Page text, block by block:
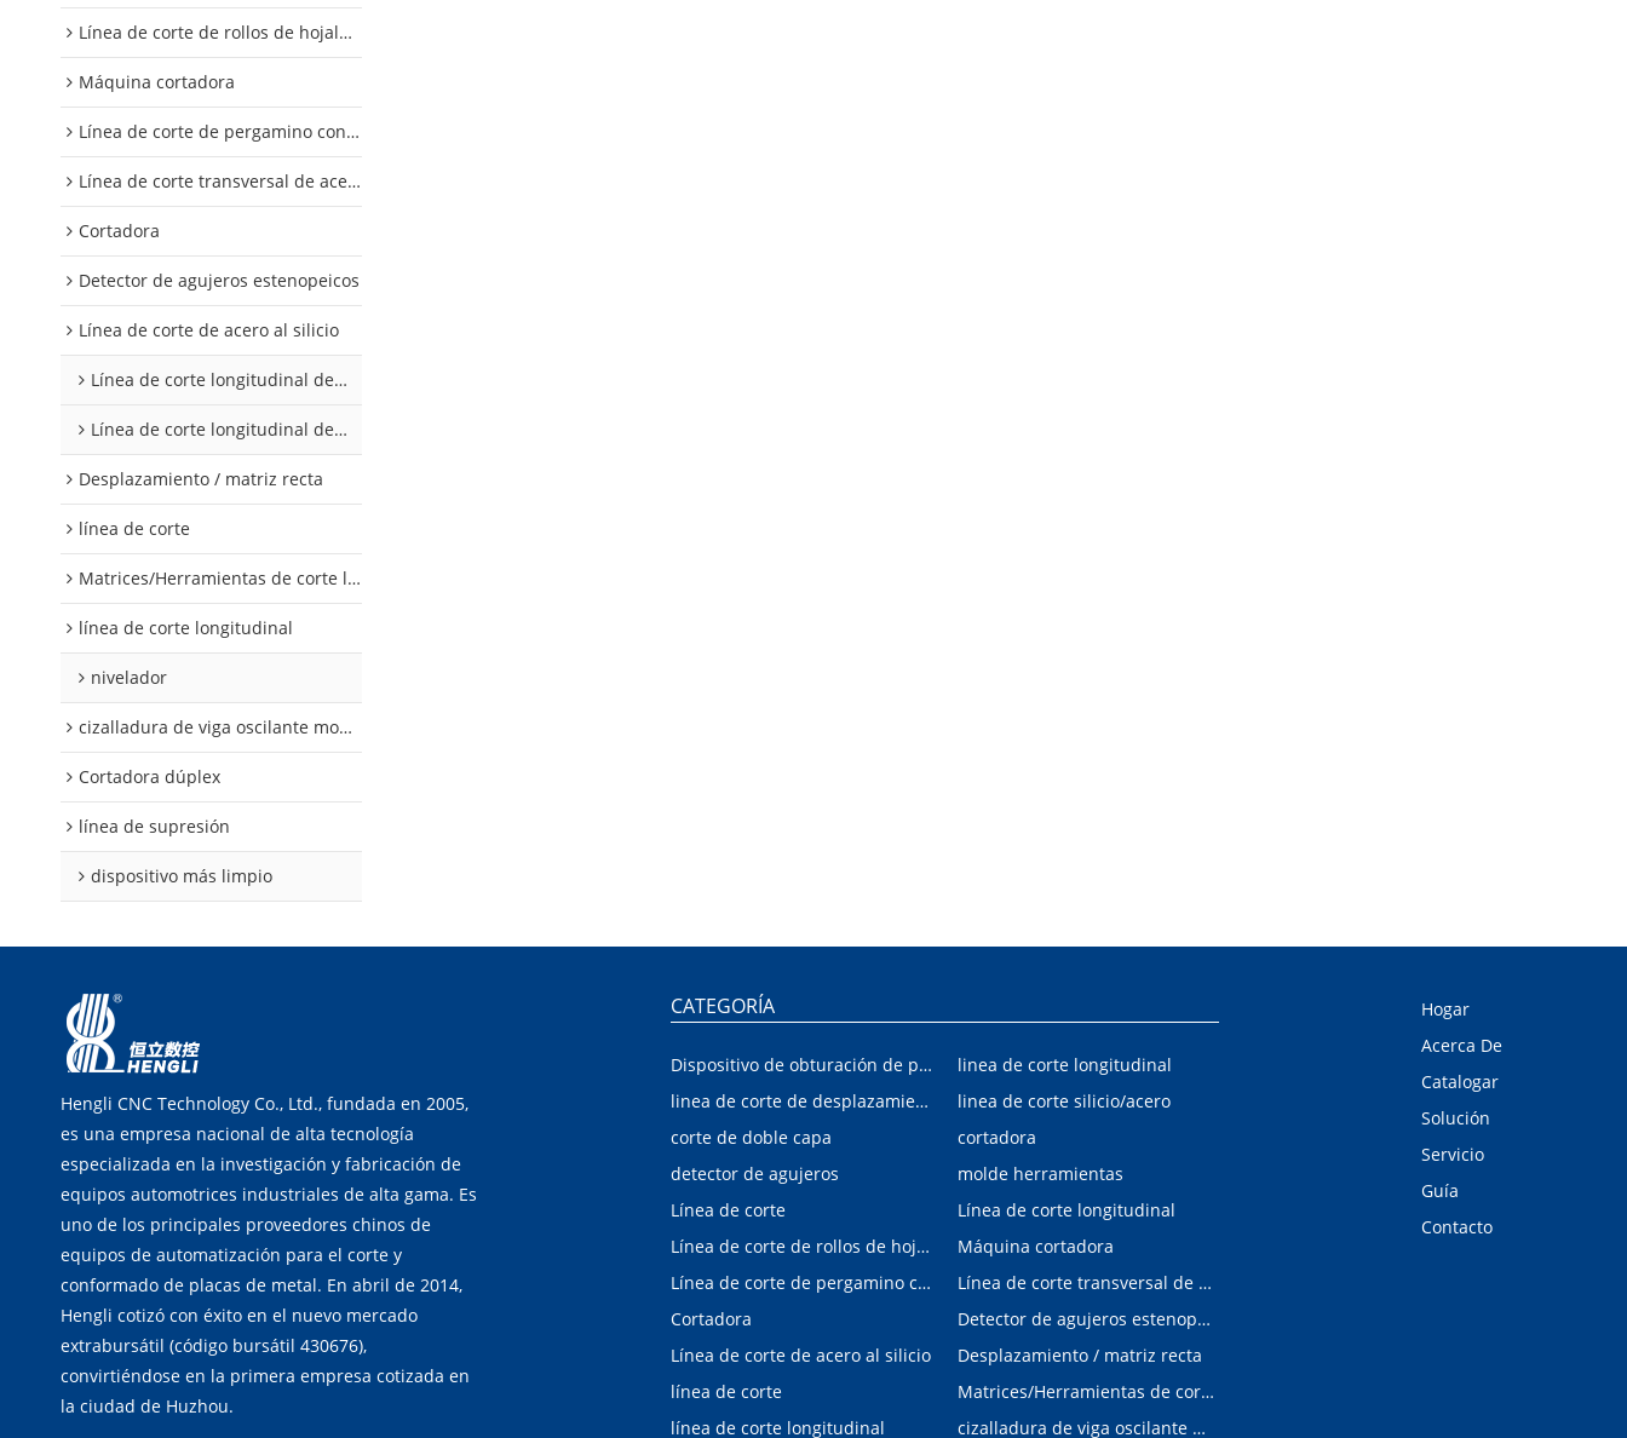
Línea de corte de rollos de hojalata y aluminio
Máquina cortadora
Línea de corte de pergamino con control digital
Línea de corte transversal de acero al silicio
Cortadora
Detector de agujeros estenopeicos
Línea de corte de acero al silicio
Línea de corte longitudinal de acero al silicio
Línea de corte longitudinal de acero al silicio
Desplazamiento / matriz recta
línea de corte
Matrices/Herramientas de corte longitudinal
línea de corte longitudinal
nivelador
cizalladura de viga oscilante modular
Cortadora dúplex
línea de supresión
dispositivo más limpio
Hengli CNC Technology Co., Ltd., fundada en 2005,
es una empresa nacional de alta tecnología
especializada en la investigación y fabricación de
equipos automotrices industriales de alta gama. Es
uno de los principales proveedores chinos de
equipos de automatización para el corte y
conformado de placas de metal. En abril de 2014,
Hengli cotizó con éxito en el nuevo mercado
extrabursátil (código bursátil 430676),
convirtiéndose en la primera empresa cotizada en
la ciudad de Huzhou.
CATEGORÍA
Dispositivo de obturación de placa interior/exterior de automóvil
linea de corte longitudinal
linea de corte de desplazamiento de hojalata y aluminio
linea de corte silicio/acero
corte de doble capa
cortadora
detector de agujeros
molde herramientas
Línea de corte
Línea de corte longitudinal
Línea de corte de rollos de hojalata y aluminio
Máquina cortadora
Línea de corte de pergamino con control digital
Línea de corte transversal de acero al silicio
Cortadora
Detector de agujeros estenopeicos
Línea de corte de acero al silicio
Desplazamiento / matriz recta
línea de corte
Matrices/Herramientas de corte longitudinal
línea de corte longitudinal
cizalladura de viga oscilante modular
Hogar
Acerca De
Catalogar
Solución
Servicio
Guía
Contacto